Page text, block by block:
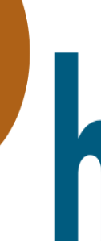
R
R
N
T